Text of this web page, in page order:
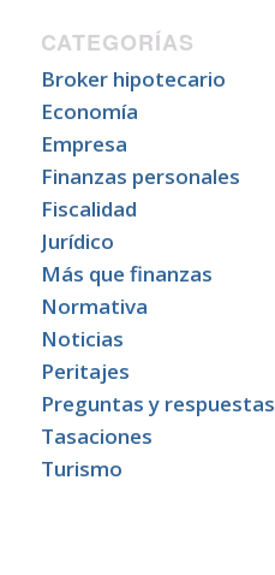
CATEGORÍAS
Broker hipotecario
Economía
Empresa
Finanzas personales
Fiscalidad
Jurídico
Más que finanzas
Normativa
Noticias
Peritajes
Preguntas y respuestas
Tasaciones
Turismo